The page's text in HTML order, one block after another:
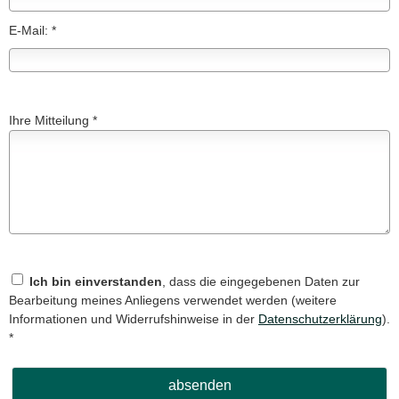
E-Mail: *
Ihre Mitteilung *
Ich bin einverstanden , dass die eingegebenen Daten zur
Bearbeitung meines Anliegens verwendet werden (weitere
Informationen und Widerrufshinweise in der Datenschutzerklärung).
*
absenden